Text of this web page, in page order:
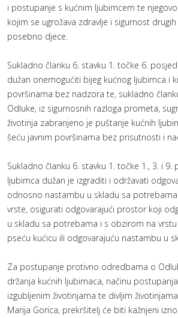
i postupanje s kućnim ljubimcem te
kojim se ugrožava zdravlje i sigurnost
posebno djece.
Sukladno članku 6. stavku 1. točke 6.
dužan onemogućiti bijeg kućnog ljubimca i
površinama bez nadzora te, sukladno
Odluke, iz sigurnosnih razloga prometa,
životinja zabranjeno je puštanje kućnih
šeću javnim površinama bez prisutnosti i
Sukladno članku 6. stavku 1. točke 1., 3. i 9.
ljubimca dužan je izgraditi i održavati
odnosno nastambu u skladu sa
vrste, osigurati odgovarajući prostor koji
u skladu sa potrebama i s obzirom na
pseću kućicu ili odgovarajuću nastambu u
Za postupanje protivno odredbama o
držanja kućnih ljubimaca, načinu
izgubljenim životinjama te divljim
Marija Gorica, prekršitelj će biti kažnjeni